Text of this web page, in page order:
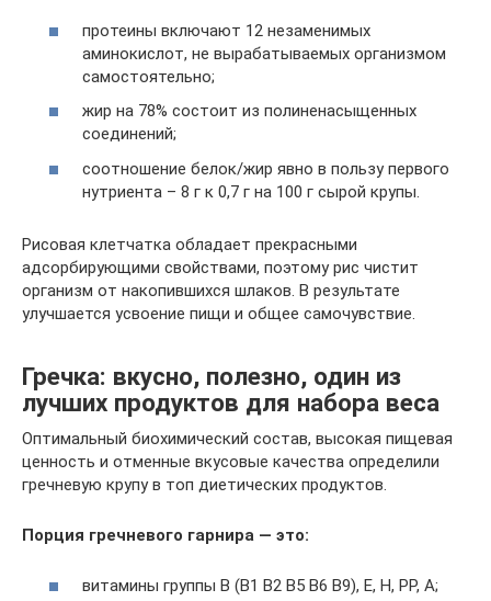
протеины включают 12 незаменимых
аминокислот, не вырабатываемых организмом
самостоятельно;
жир на 78% состоит из полиненасыщенных
соединений;
соотношение белок/жир явно в пользу первого
нутриента – 8 г к 0,7 г на 100 г сырой крупы.
Рисовая клетчатка обладает прекрасными
адсорбирующими свойствами, поэтому рис чистит
организм от накопившихся шлаков. В результате
улучшается усвоение пищи и общее самочувствие.
Гречка: вкусно, полезно, один из
лучших продуктов для набора веса
Оптимальный биохимический состав, высокая пищевая
ценность и отменные вкусовые качества определили
гречневую крупу в топ диетических продуктов.
Порция гречневого гарнира — это:
витамины группы B (B1 B2 B5 B6 B9), E, H, PP, A;